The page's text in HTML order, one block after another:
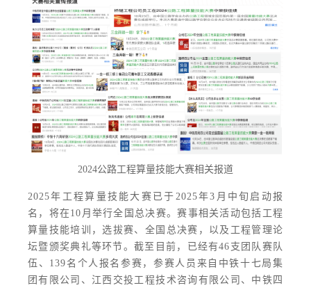
2024公路工程算量技能大赛相关报道
2025年工程算量技能大赛已于2025年3月中旬启动报
名，将在10月举行全国总决赛。赛事相关活动包括工程
算量技能培训，选拔赛、全国总决赛，以及工程管理论
坛暨颁奖典礼等环节。截至目前，已经有46支团队赛队
伍、139名个人报名参赛，参赛人员来自中铁十七局集
团有限公司、江西交投工程技术咨询有限公司、中铁四